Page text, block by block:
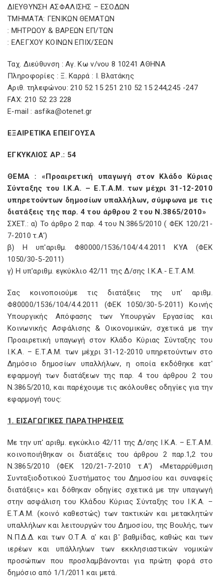
ΔΙΕΥΘΥΝΣΗ ΑΣΦΑΛΙΣΗΣ – ΕΣΟΔΩΝ
ΤΜΗΜΑΤΑ: ΓΕΝΙΚΩΝ ΘΕΜΑΤΩΝ
: ΜΗΤΡΩΟΥ & ΒΑΡΕΩΝ ΕΠ/ΤΩΝ
: ΕΛΕΓΧΟΥ ΚΟΙΝΩΝ ΕΠΙΧ/ΣΕΩΝ
Ταχ. Διεύθυνση : Αγ. Κω ν/νου 8 10241 ΑΘΗΝΑ
Πληροφορίες : Ξ. Καρρά : I. Βλατάκης
Αριθ. τηλεφώνου: 210 52 15 251 210 52 15 244,245 -247
FAX: 210 52 23 228
E-mail : asfika@otenet.gr
ΕΞΑΙΡΕΤΙΚΑ ΕΠΕΙΓΟΥΣΑ
ΕΓΚΥΚΛΙΟΣ ΑΡ.: 54
ΘΕΜΑ : «Προαιρετική υπαγωγή στον Κλάδο Κύριας
Σύνταξης του Ι.Κ.Α. – Ε.Τ.Α.Μ. των μέχρι 31-12-2010
υπηρετούντων δημοσίων υπαλλήλων, σύμφωνα με τις
διατάξεις της παρ. 4 του άρθρου 2 του Ν.3865/2010»
ΣΧΕΤ.: α) Το άρθρο 2 παρ. 4 του Ν.3865/2010 ( ΦΕΚ 120/21-
7-2010 τ.Α')
β) Η υπ'αριθμ. Φ80000/1536/104/4.4.2011 ΚΥΑ (ΦΕΚ
1050/30-5-2011)
γ) Η υπ'αριθμ. εγκύκλιο 42/11 της Δ/σης Ι.Κ.Α.- Ε.Τ.Α.Μ.
Σας κοινοποιούμε τις διατάξεις της υπ' αριθμ.
Φ80000/1536/104/4.4.2011 (ΦΕΚ 1050/30-5-2011) Κοινής
Υπουργικής Απόφασης των Υπουργών Εργασίας και
Κοινωνικής Ασφάλισης & Οικονομικών, σχετικά με την
Προαιρετική υπαγωγή στον Κλάδο Κύριας Σύνταξης του
Ι.Κ.Α. – Ε.Τ.Α.Μ. των μέχρι 31-12-2010 υπηρετούντων στο
Δημόσιο δημοσίων υπαλλήλων, η οποία εκδόθηκε κατ'
εφαρμογή των διατάξεων της παρ. 4 του άρθρου 2 του
Ν.3865/2010, και παρέχουμε τις ακόλουθες οδηγίες για την
εφαρμογή τους:
1. ΕΙΣΑΓΩΓΙΚΕΣ ΠΑΡΑΤΗΡΗΣΕΙΣ
Με την υπ' αριθμ. εγκύκλιο 42/11 της Δ/σης Ι.Κ.Α. – Ε.Τ.A.M.
κοινοποιήθηκαν οι διατάξεις του άρθρου 2 παρ.1,2 του
Ν.3865/2010 (ΦΕΚ 120/21-7-2010 τ.Α') «Μεταρρύθμιση
Συνταξιοδοτικού Συστήματος του Δημοσίου και συναφείς
διατάξεις» και δόθηκαν οδηγίες σχετικά με την υπαγωγή
στην ασφάλιση του Κλάδου Κύριας Σύνταξης του Ι.Κ.Α. –
Ε.Τ.A.M. (κοινό καθεστώς) των τακτικών και μετακλητών
υπαλλήλων και λειτουργών του Δημοσίου, της Βουλής, των
Ν.Π.Δ.Δ. και των Ο.Τ.Α. α' και β' βαθμίδας, καθώς και των
ιερέων και υπάλληλων των εκκλησιαστικών νομικών
προσώπων που προσλαμβάνονται για πρώτη φορά στο
δημόσιο από 1/1/2011 και μετά.